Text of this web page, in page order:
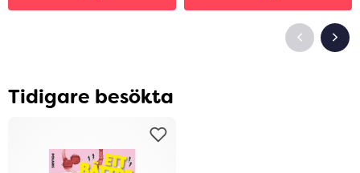
Tidigare besökta